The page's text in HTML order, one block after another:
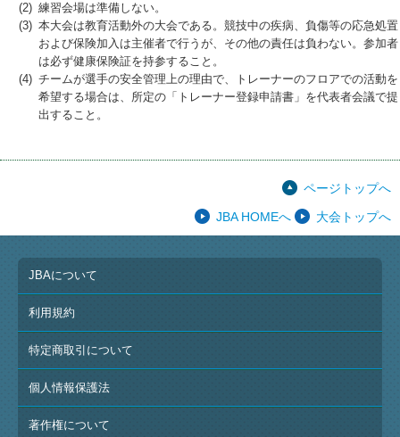
(2) 練習会場は準備しない。
(3) 本大会は教育活動外の大会である。競技中の疾病、負傷等の応急処置
および保険加入は主催者で行うが、その他の責任は負わない。参加者
は必ず健康保険証を持参すること。
(4) チームが選手の安全管理上の理由で、トレーナーのフロアでの活動を
希望する場合は、所定の「トレーナー登録申請書」を代表者会議で提
出すること。
ページトップへ
JBA HOMEへ
大会トップへ
JBAについて
利用規約
特定商取引について
個人情報保護法
著作権について